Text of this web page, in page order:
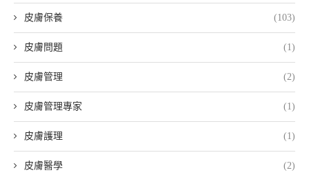
皮膚保養 (103)
皮膚問題 (1)
皮膚管理 (2)
皮膚管理專家 (1)
皮膚護理 (1)
皮膚醫學 (2)